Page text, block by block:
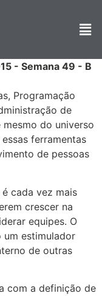
Programação
de
mesmo do universo
ferramentas
de pessoas
cada vez mais
crescer na
equipes. O
um estimulador
de outras
com a definição de